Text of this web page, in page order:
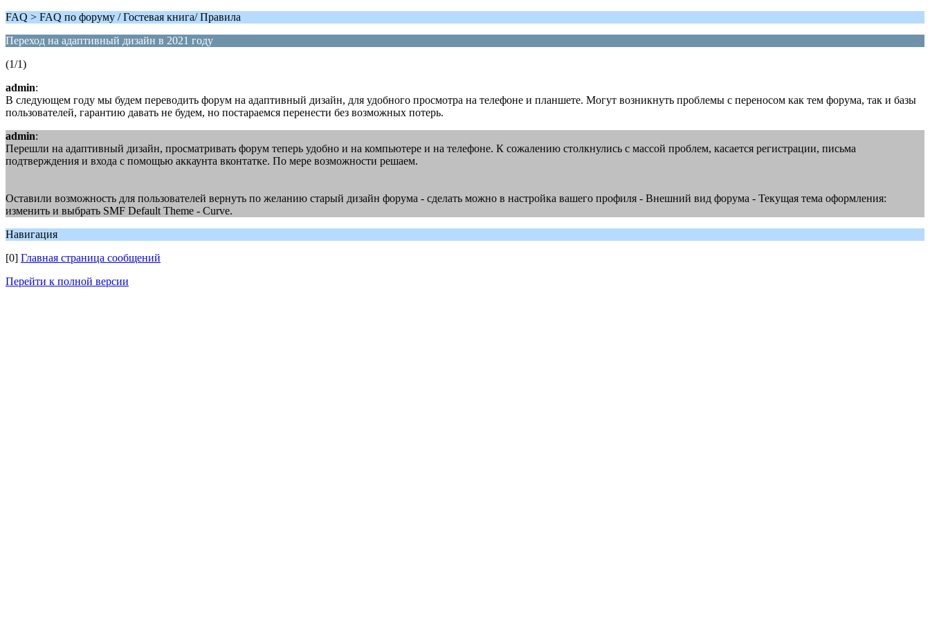
FAQ > FAQ по форуму / Гостевая книга/ Правила
Переход на адаптивный дизайн в 2021 году
(1/1)
admin:
В следующем году мы будем переводить форум на адаптивный дизайн, для удобного просмотра на телефоне и планшете. Могут возникнуть проблемы с переносом как тем форума, так и базы
пользователей, гарантию давать не будем, но постараемся перенести без возможных потерь.
admin:
Перешли на адаптивный дизайн, просматривать форум теперь удобно и на компьютере и на телефоне. К сожалению столкнулись с массой проблем, касается регистрации, письма
подтверждения и входа с помощью аккаунта вконтатке. По мере возможности решаем.
Оставили возможность для пользователей вернуть по желанию старый дизайн форума - сделать можно в настройка вашего профиля - Внешний вид форума - Текущая тема оформления:
изменить и выбрать SMF Default Theme - Curve.
Навигация
[0] Главная страница сообщений
Перейти к полной версии